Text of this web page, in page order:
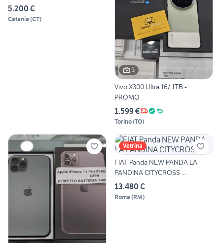
5.200 €
Catania (CT)
3
Vivo X300 Ultra 16/ 1TB -
PROMO
1.599 €
Torino(TO)
Vetrina
FIAT Panda NEW PANDA LA
PANDINA CITYCROSS ...
13.480 €
Roma (RM)